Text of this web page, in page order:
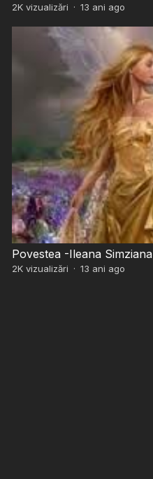
2Kvizualizări · 13 ani ago
Povestea -Ileana Simziana
2Kvizualizări · 13 ani ago